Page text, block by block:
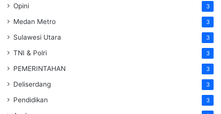
Opini 3
Medan Metro 3
Sulawesi Utara 3
TNI & Polri 3
PEMERINTAHAN 3
Deliserdang 3
Pendidikan 3